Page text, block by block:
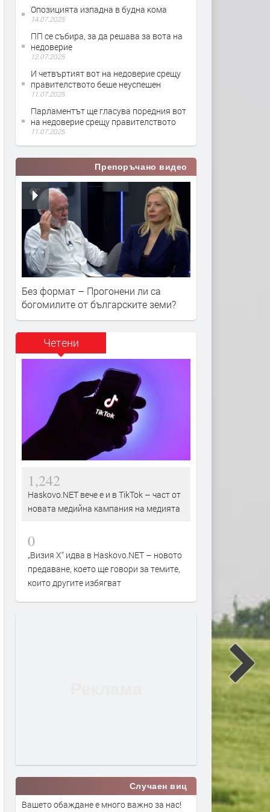
Опозицията изпадна в будна кома
14.07.2025
ПП се събира, за да решава за вота на
недоверие
12.07.2025
И четвъртият вот на недоверие срещу
правителството беше неуспешен
11.07.2025
Парламентът ще гласува поредния вот
на недоверие срещу правителството
11.07.2025
Препоръчано видео
Без формат – Прогонени ли са
богомилите от българските земи?
Четени
1,242
Haskovo.NET вече е и в TikTok – част от
новата медийна кампания на медията
0
„Визия Х“ идва в Haskovo.NET – новото
предаване, което ще говори за темите,
които другите избягват
Случаен виц
Вашето обаждане е много важно за нас!